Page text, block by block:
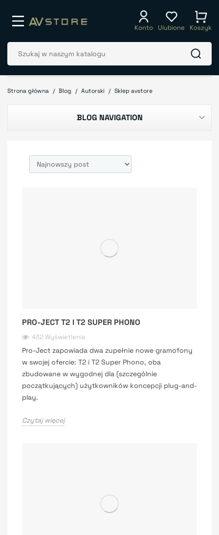
Konto Ulubione Koszyk
Strona główna Blog Autorski Sklep avstore
BLOG NAVIGATION
PRO-JECT T2 I T2 SUPER PHONO
432 Wyświetlenia
Pro-Ject zapowiada dwa zupełnie nowe gramofony
w swojej ofercie: T2 i T2 Super Phono, oba
zbudowane w wygodnej dla (szczególnie
początkujących) użytkowników koncepcji plug-and-
play.
Czytaj więcej